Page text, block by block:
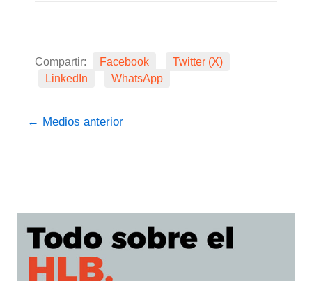
Compartir: Facebook
Twitter (X)
LinkedIn
WhatsApp
← Medios anterior